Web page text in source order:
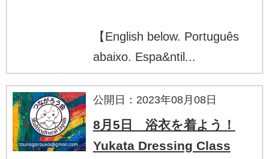
【English below. Português
abaixo. Espa&ntil...
公開日：2023年08月08日
8月5日 浴衣を着よう！
Yukata Dressing Class